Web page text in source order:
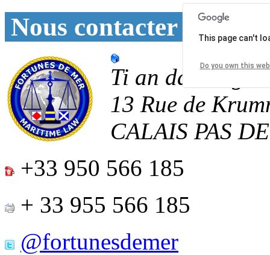
Nous contacter
Ti an
13 Rue de
CALAIS PAS
+33 950 566 185
+ 33 955 566 185
@fortunesdemer
This page can't
Do you own this